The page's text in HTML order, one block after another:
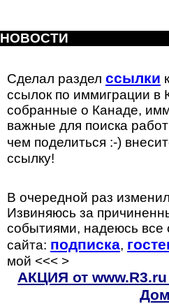
НОВОСТИ
Сделал раздел ссылки
ссылок по иммиграции в
собранные о Канаде,
важные для поиска
чем поделиться :-)
ссылку!
В очередной раз
Извиняюсь за
событиями, надеюсь все
сайта: подписка,
мой <<< >
АКЦИЯ от